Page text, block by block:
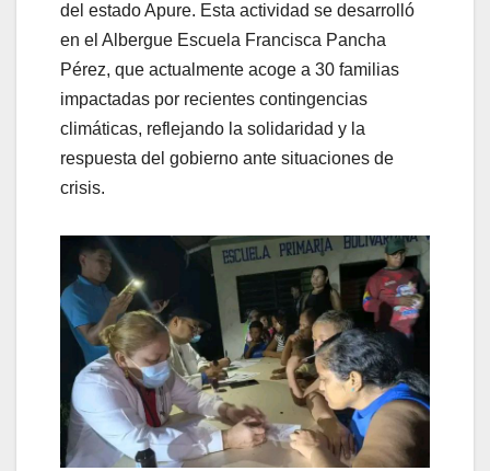
del estado Apure. Esta actividad se desarrolló
en el Albergue Escuela Francisca Pancha
Pérez, que actualmente acoge a 30 familias
impactadas por recientes contingencias
climáticas, reflejando la solidaridad y la
respuesta del gobierno ante situaciones de
crisis.